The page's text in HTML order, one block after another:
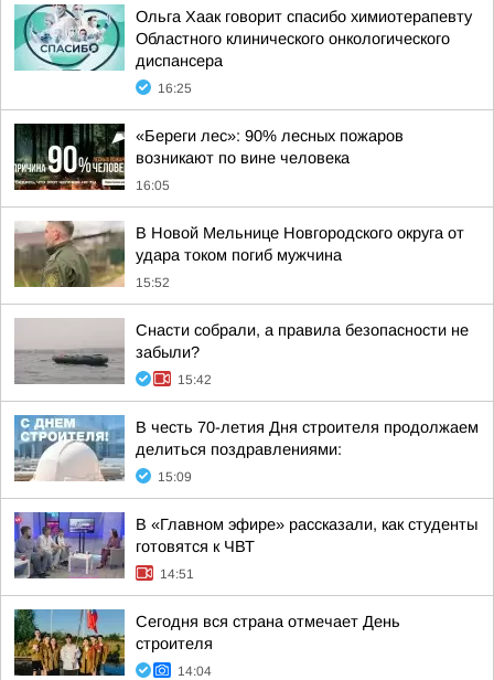
Ольга Хаак говорит спасибо химиотерапевту
Областного клинического онкологического
диспансера
16:25
«Береги лес»: 90% лесных пожаров
возникают по вине человека
16:05
В Новой Мельнице Новгородского округа от
удара током погиб мужчина
15:52
Снасти собрали, а правила безопасности не
забыли?
15:42
В честь 70-летия Дня строителя продолжаем
делиться поздравлениями:
15:09
В «Главном эфире» рассказали, как студенты
готовятся к ЧВТ
14:51
Сегодня вся страна отмечает День
строителя
14:04